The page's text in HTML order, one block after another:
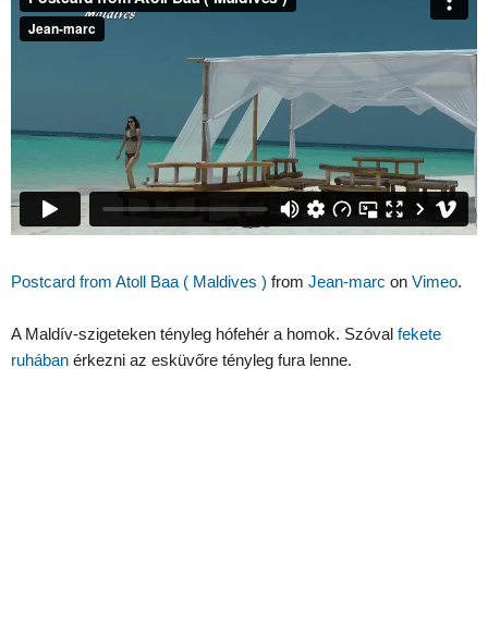
Postcard from Atoll Baa ( Maldives ) from Jean-marc on Vimeo.
A Maldív-szigeteken tényleg hófehér a homok. Szóval fekete
ruhában érkezni az esküvőre tényleg fura lenne.